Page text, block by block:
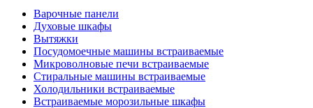
Варочные панели
Духовые шкафы
Вытяжки
Посудомоечные машины встраиваемые
Микроволновые печи встраиваемые
Стиральные машины встраиваемые
Холодильники встраиваемые
Встраиваемые морозильные шкафы